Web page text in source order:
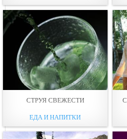
СТРУЯ СВЕЖЕСТИ
ЕДА И НАПИТКИ